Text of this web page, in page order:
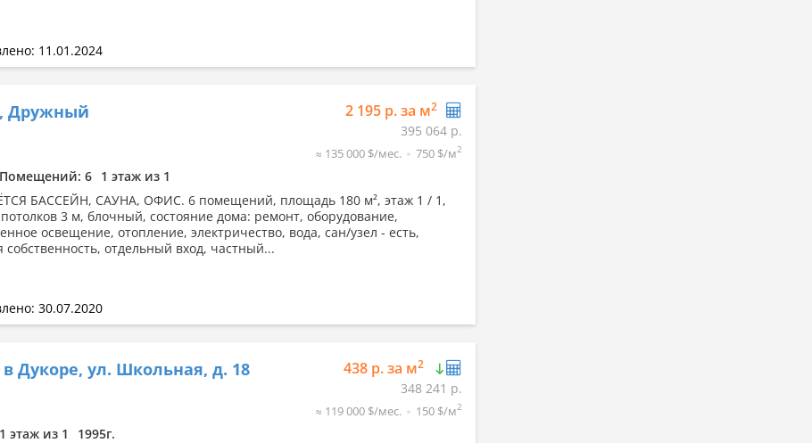
11.01.2024
Дружный 2 195 р. за м2
395 064 р.
≈ 135 000 $/мес. 750 $/м2
Помещений: 6 1 этаж из 1
БАССЕЙН, САУНА, ОФИС. 6 помещений, площадь 180 м², этаж 1 / 1,
3 м, блочный, состояние дома: ремонт, оборудование,
освещение, отопление, электричество, вода, сан/узел - есть,
собственность, отдельный вход, частный...
30.07.2020
Дукоре, ул. Школьная, д. 18 438 р. за м2
348 241 р.
≈ 119 000 $/мес. 150 $/м2
1 этаж из 1
1995г.